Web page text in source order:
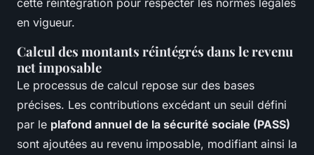
en vigueur.
Calcul des montants réintégrés dans le revenu
net imposable
Le processus de calcul repose sur des bases
précises. Les contributions excédant un seuil défini
par le plafond annuel de la sécurité sociale (PASS)
sont ajoutées au revenu imposable, modifiant ainsi la